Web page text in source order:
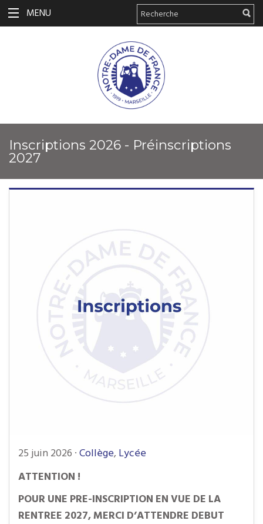
MENU
Inscriptions 2026 - Préinscriptions
2027
25 juin 2026 · Collège, Lycée
ATTENTION !
POUR UNE PRE-INSCRIPTION EN VUE DE LA
RENTREE 2027, MERCI D’ATTENDRE DEBUT